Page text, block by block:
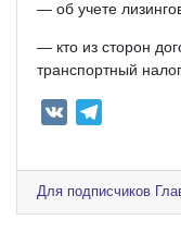
— об учете
— кто из сторон
транспортный
e
g
Для подписчиков